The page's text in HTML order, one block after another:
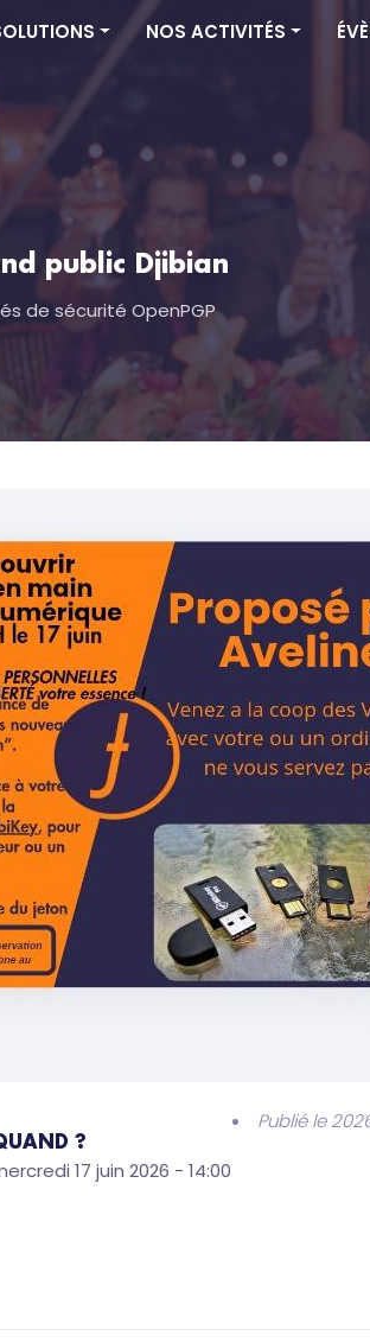
NOS ACTIVITÉS
public Djibian
de sécurité OpenPGP
Publié le
?
17 juin 2026 - 14:00